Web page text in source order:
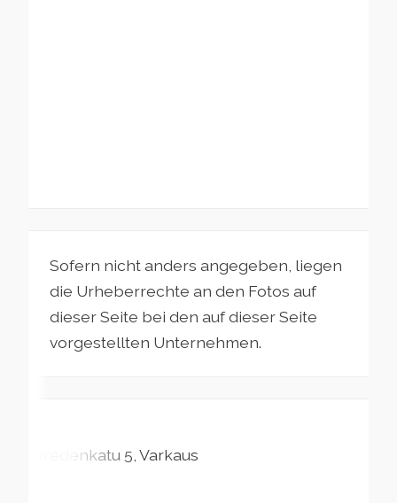
Sofern nicht anders angegeben, liegen
die Urheberrechte an den Fotos auf
dieser Seite bei den auf dieser Seite
vorgestellten Unternehmen.
Wredenkatu 5 Varkaus